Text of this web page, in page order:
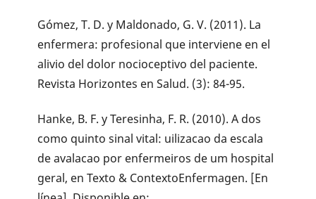
Gómez, T. D. y Maldonado, G. V. (2011). La
enfermera: profesional que interviene en el
alivio del dolor nocioceptivo del paciente.
Revista Horizontes en Salud. (3): 84-95.
Hanke, B. F. y Teresinha, F. R. (2010). A dos
como quinto sinal vital: uilizacao da escala
de avalacao por enfermeiros de um hospital
geral, en Texto & ContextoEnfermagen. [En